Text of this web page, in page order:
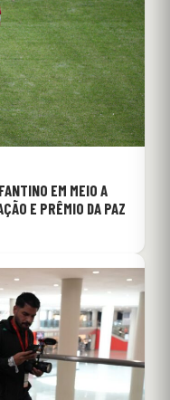
EM MEIO A
E PRÊMIO DA PAZ